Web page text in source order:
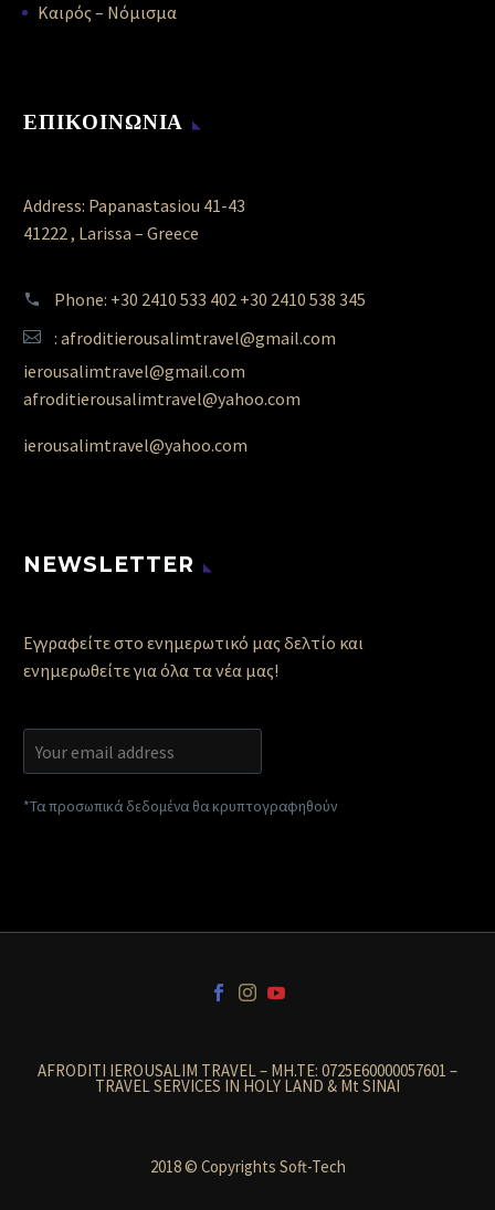
Καιρός – Νόμισμα
ΕΠΙΚΟΙΝΩΝΙΑ
Address: Papanastasiou 41-43
41222 , Larissa – Greece
Phone: +30 2410 533 402 +30 2410 538 345
: afroditierousalimtravel@gmail.com
ierousalimtravel@gmail.com
afroditierousalimtravel@yahoo.com
ierousalimtravel@yahoo.com
NEWSLETTER
Εγγραφείτε στο ενημερωτικό μας δελτίο και
ενημερωθείτε για όλα τα νέα μας!
*Τα προσωπικά δεδομένα θα κρυπτογραφηθούν
AFRODITI IEROUSALIM TRAVEL – MH.TE: 0725E60000057601 –
TRAVEL SERVICES IN HOLY LAND & Mt SINAI
2018 © Copyrights Soft-Tech